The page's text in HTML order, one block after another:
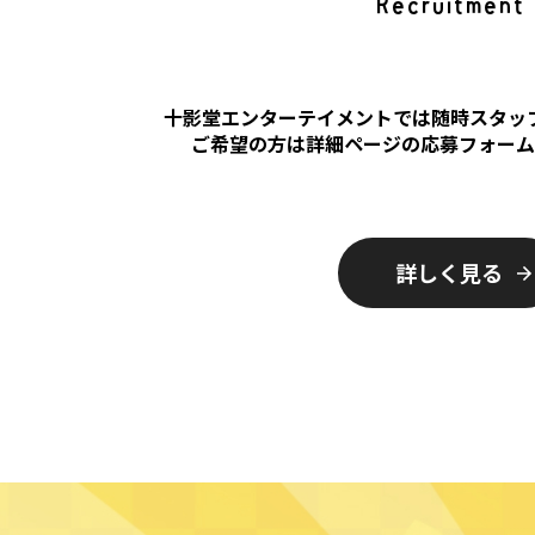
十影堂エンターテイメントでは随時スタ
ご希望の方は詳細ページの応募フォー
詳しく見る